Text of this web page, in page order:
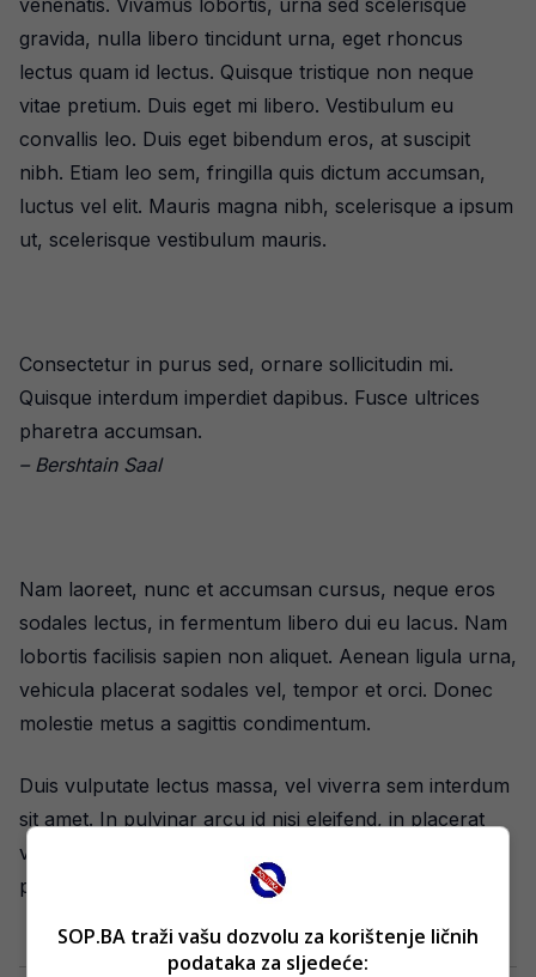
venenatis. Vivamus lobortis, urna sed scelerisque
gravida, nulla libero tincidunt urna, eget rhoncus
lectus quam id lectus. Quisque tristique non neque
vitae pretium. Duis eget mi libero. Vestibulum eu
convallis leo. Duis eget bibendum eros, at suscipit
nibh. Etiam leo sem, fringilla quis dictum accumsan,
luctus vel elit. Mauris magna nibh, scelerisque a ipsum
ut, scelerisque vestibulum mauris.
Consectetur in purus sed, ornare sollicitudin mi.
Quisque interdum imperdiet dapibus. Fusce ultrices
pharetra accumsan.
– Bershtain Saal
Nam laoreet, nunc et accumsan cursus, neque eros
sodales lectus, in fermentum libero dui eu lacus. Nam
lobortis facilisis sapien non aliquet. Aenean ligula urna,
vehicula placerat sodales vel, tempor et orci. Donec
molestie metus a sagittis condimentum.
Duis vulputate lectus massa, vel viverra sem interdum
sit amet. In pulvinar arcu id nisi eleifend, in placerat
velit tempor. Sed volutpat orci nec velit cursus
posuere.
SOP.BA traži vašu dozvolu za korištenje ličnih
podataka za sljedeće: